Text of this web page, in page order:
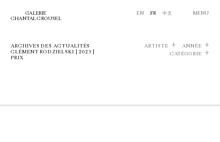
GALERIE
CHANTAL CROUSEL
EN FR 中文 MENU
ARCHIVES DES ACTUALITÉS
CLÉMENT RODZIELSKI | 2023 |
PRIX
ARTISTE
ANNÉE
CATÉGORIE